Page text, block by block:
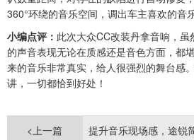
360°环绕的音乐空间，调出车主喜欢的音乐
小编点评： 此次大众CC改装丹拿音响，
的声音表现无论在质感还是音色方面，都
来的音乐非常真实，给人很强烈的舞台感
讲，一切都恰到好处！
<上一篇 提升音乐现场感，途锐